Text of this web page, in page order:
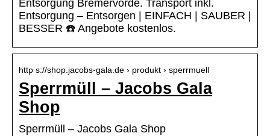
Entsorgung Bremervörde. Transport inkl.
Entsorgung – Entsorgen | EINFACH | SAUBER |
BESSER ☎️ Angebote kostenlos.
http s://shop.jacobs-gala.de › produkt › sperrmuell
Sperrmüll – Jacobs Gala
Shop
Sperrmüll – Jacobs Gala Shop